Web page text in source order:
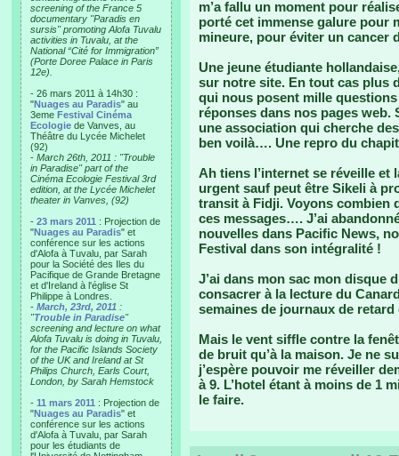
screening of the France 5
documentary "Paradis en
sursis" promoting Alofa Tuvalu
activities in Tuvalu, at the
National “Cité for Immigration”
(Porte Doree Palace in Paris
12e).
- 26 mars 2011 à 14h30 :
"Nuages au Paradis" au
3eme Festival Cinéma
Ecologie de Vanves, au
Théâtre du Lycée Michelet
(92)
- March 26th, 2011 : "Trouble
in Paradise" part of the
Cinéma Ecologie Festival 3rd
edition, at the Lycée Michelet
theater in Vanves, (92)
- 23 mars 2011 : Projection de
"Nuages au Paradis" et
conférence sur les actions
d'Alofa à Tuvalu, par Sarah
pour la Société des Iles du
Pacifique de Grande Bretagne
et d'Ireland à l'église St
Philippe à Londres.
- March, 23rd, 2011 :
"Trouble in Paradise"
screening and lecture on what
Alofa Tuvalu is doing in Tuvalu,
for the Pacific Islands Society
of the UK and Ireland at St
Philips Church, Earls Court,
London, by Sarah Hemstock
- 11 mars 2011 : Projection de
"Nuages au Paradis" et
conférence sur les actions
d'Alofa à Tuvalu, par Sarah
pour les étudiants de
m’a fallu un moment pour
porté cet immense galure pour
mineure, pour éviter un cancer
Une jeune étudiante
sur notre site. En tout cas plus
qui nous posent mille
réponses dans nos pages web.
une association qui cherche
ben voilà…. Une repro du
Ah tiens l’internet se réveille et
urgent sauf peut être Sikeli à
transit à Fidji. Voyons combien
ces messages…. J’ai
nouvelles dans Pacific News,
Festival dans son intégralité !
J’ai dans mon sac mon disque
consacrer à la lecture du
semaines de journaux de
Mais le vent siffle contre la
de bruit qu’à la maison. Je ne
j’espère pouvoir me réveiller
à 9. L’hotel étant à moins de 1
le faire.